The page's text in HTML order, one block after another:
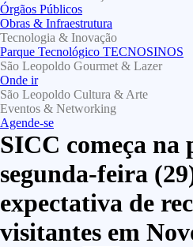
Órgãos Públicos
Obras & Infraestrutura
Tecnologia & Inovação
Parque Tecnológico TECNOSINOS
São Leopoldo Gourmet & Lazer
Onde ir
São Leopoldo Cultura & Arte
Eventos & Networking
Agende-se
SICC começa na
segunda-feira
expectativa de
visitantes em